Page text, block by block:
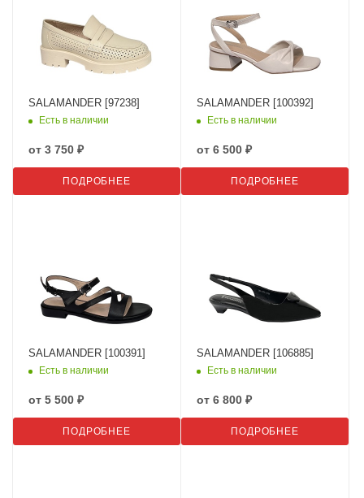
SALAMANDER [97238]
Есть в наличии
от 3 750 ₽
ПОДРОБНЕЕ
SALAMANDER [100392]
Есть в наличии
от 6 500 ₽
ПОДРОБНЕЕ
SALAMANDER [100391]
Есть в наличии
от 5 500 ₽
ПОДРОБНЕЕ
SALAMANDER [106885]
Есть в наличии
от 6 800 ₽
ПОДРОБНЕЕ